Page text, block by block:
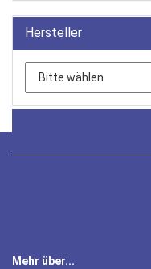
Hersteller
Mehr über...